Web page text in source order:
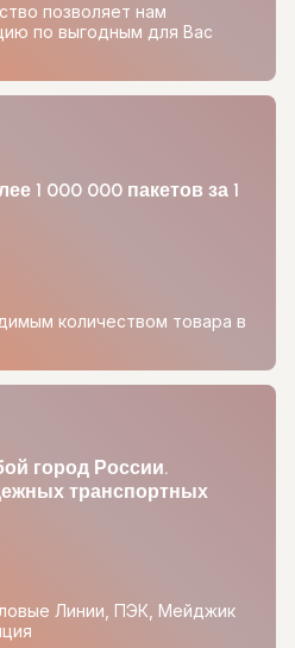
позволяет нам
по выгодным для Вас
1 000 000 пакетов за 1
количеством товара в
город России.
транспортных
Линии, ПЭК, Мейджик